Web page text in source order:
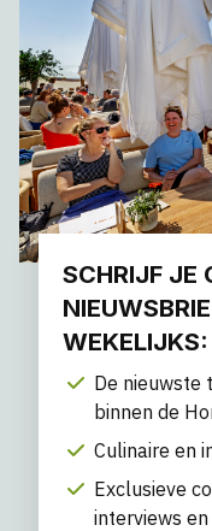
SCHRIJF JE
WEKELIJKS:
De nieuwste
binnen de
Culinaire en
Exclusieve
interviews